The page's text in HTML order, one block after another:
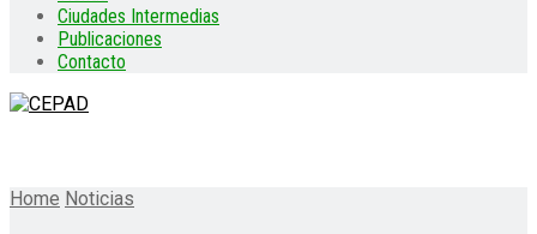
Ciudades Intermedias
Publicaciones
Contacto
Home Noticias